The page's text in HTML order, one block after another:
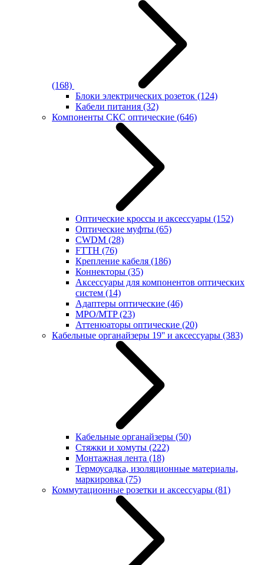
(168)
Блоки электрических розеток (124)
Кабели питания (32)
Компоненты СКС оптические (646)
Оптические кроссы и аксессуары (152)
Оптические муфты (65)
CWDM (28)
FTTH (76)
Крепление кабеля (186)
Коннекторы (35)
Аксессуары для компонентов оптических
систем (14)
Адаптеры оптические (46)
MPO/MTP(23)
Аттенюаторы оптические (20)
Кабельные органайзеры 19'' и аксессуары (383)
Кабельные органайзеры (50)
Стяжки и хомуты (222)
Монтажная лента (18)
Термоусадка, изоляционные материалы,
маркировка (75)
Коммутационные розетки и аксессуары (81)